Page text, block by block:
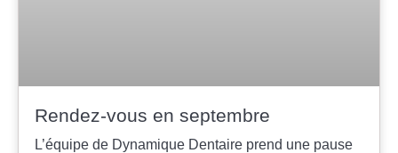
Rendez-vous en septembre
L’équipe de Dynamique Dentaire prend une pause